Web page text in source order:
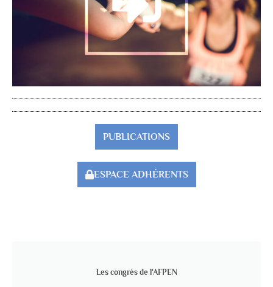
PUBLICATIONS
ESPACE ADHÉRENTS
Les congrès de l'AFPEN